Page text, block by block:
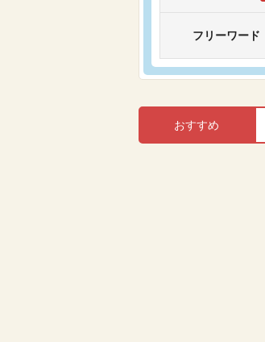
フリーワード
おすすめ